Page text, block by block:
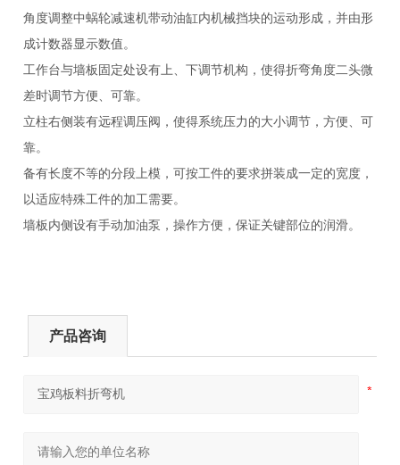
角度调整中蜗轮减速机带动油缸内机械挡块的运动形成，并由形
成计数器显示数值。
工作台与墙板固定处设有上、下调节机构，使得折弯角度二头微
差时调节方便、可靠。
立柱右侧装有远程调压阀，使得系统压力的大小调节，方便、可
靠。
备有长度不等的分段上模，可按工件的要求拼装成一定的宽度，
以适应特殊工件的加工需要。
墙板内侧设有手动加油泵，操作方便，保证关键部位的润滑。
产品咨询